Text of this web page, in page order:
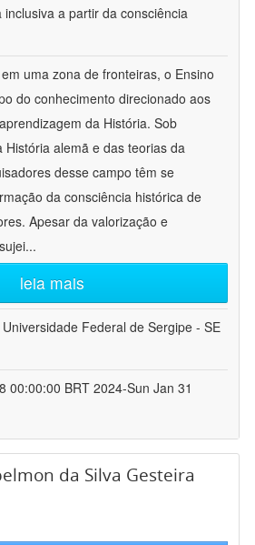
a partir da consciência
uma zona de fronteiras, o Ensino
do conhecimento direcionado aos
da História. Sob
História alemã e das teorias da
desse campo têm se
da consciência histórica de
Apesar da valorização e
...
leia mais
Universidade Federal de Sergipe - SE
00:00:00 BRT 2024-Sun Jan 31
da Silva Gesteira